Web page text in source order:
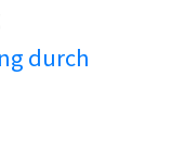
durch